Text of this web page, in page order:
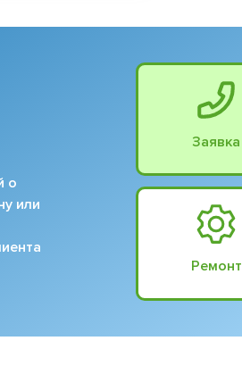
о
или
Заявка
Ремонт